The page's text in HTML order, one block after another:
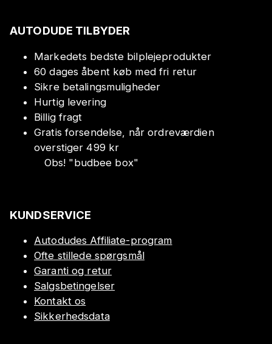
AUTODUDE TILBYDER
Markedets bedste bilplejeprodukter
60 dages åbent køb med fri retur
Sikre betalingsmuligheder
Hurtig levering
Billig fragt
Gratis forsendelse, når ordreværdien
overstiger 499 kr
Obs! "budbee box"
KUNDSERVICE
Autodudes Affiliate-program
Ofte stillede spørgsmål
Garanti og retur
Salgsbetingelser
Kontakt os
Sikkerhedsdata